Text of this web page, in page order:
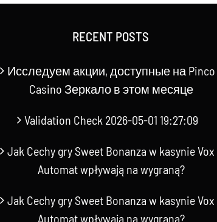
RECENT POSTS
Исследуем акции, доступные на Pinco
Casino Зеркало в этом месяце
Validation Check 2026-05-01 19:27:09
Jak Cechy gry Sweet Bonanza w kasynie Vox
Automat wpływają na wygraną?
Jak Cechy gry Sweet Bonanza w kasynie Vox
Automat wpływają na wygraną?